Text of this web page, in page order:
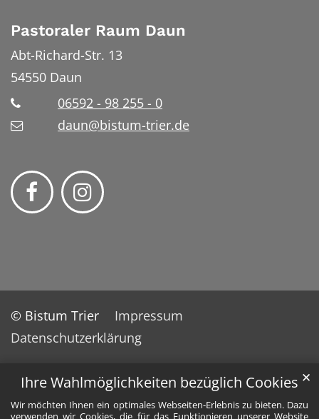
Ihre Wahlmöglichkeiten bezüglich Cookies
Wir möchten Ihnen ein optimales Webseiten-Erlebnis zu bieten. Dazu
verwenden wir Cookies, die für das Funktionieren unserer Website
✕
Pastoraler Raum Daun
Abt-Richard-Str. 13
54550 Daun
06592 - 98 255 - 0
daun@bistum-trier.de
© Bistum Trier
Impressum
Datenschutzerklärung